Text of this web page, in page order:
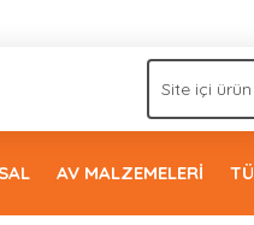
AV MALZEMELERİ